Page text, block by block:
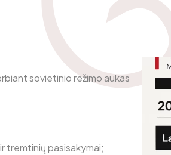
sovietinio režimo aukas
tremtinių pasisakymai;